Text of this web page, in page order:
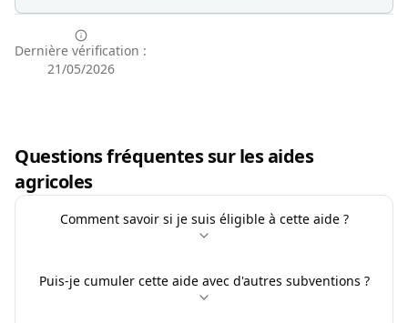
Dernière vérification :
21/05/2026
Questions fréquentes sur les aides
agricoles
Comment savoir si je suis éligible à cette aide ?
Puis-je cumuler cette aide avec d'autres subventions ?